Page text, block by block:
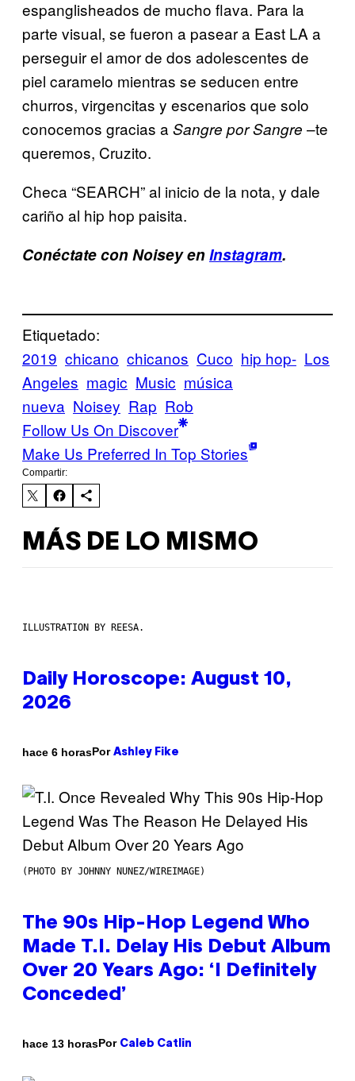
espanglisheados de mucho flava. Para la
parte visual, se fueron a pasear a East LA a
perseguir el amor de dos adolescentes de
piel caramelo mientras se seducen entre
churros, virgencitas y escenarios que solo
conocemos gracias a Sangre por Sangre –te
queremos, Cruzito.
Checa “SEARCH” al inicio de la nota, y dale
cariño al hip hop paisita.
Conéctate con Noisey enInstagram.
Etiquetado:
2019 chicano chicanos Cuco hip hop- Los
Angeles magic Music música
nueva Noisey Rap Rob
Follow Us On Discover
Make Us Preferred In Top Stories
Compartir:
MÁS DE LO MISMO
ILLUSTRATION BY REESA.
Daily Horoscope: August 10,
2026
hace 6 horasPor Ashley Fike
(PHOTO BY JOHNNY NUNEZ/WIREIMAGE)
The 90s Hip-Hop Legend Who
Made T.I. Delay His Debut Album
Over 20 Years Ago: ‘I Definitely
Conceded’
hace 13 horasPor Caleb Catlin